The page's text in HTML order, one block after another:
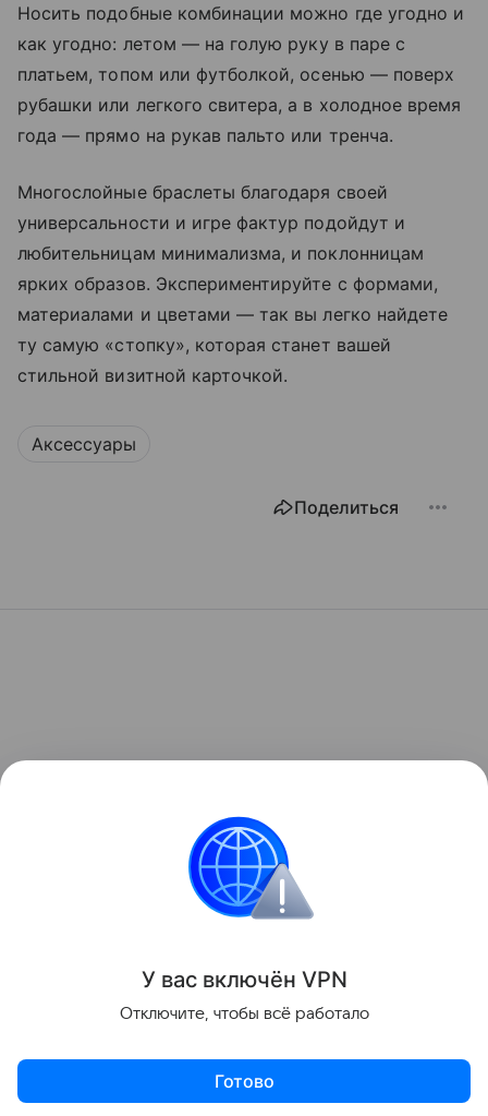
Носить подобные комбинации можно где угодно и
как угодно: летом — на голую руку в паре с
платьем, топом или футболкой, осенью — поверх
рубашки или легкого свитера, а в холодное время
года — прямо на рукав пальто или тренча.
Многослойные браслеты благодаря своей
универсальности и игре фактур подойдут и
любительницам минимализма, и поклонницам
ярких образов. Экспериментируйте с формами,
материалами и цветами — так вы легко найдете
ту самую «стопку», которая станет вашей
стильной визитной карточкой.
Аксессуары
Поделиться
У вас включён VPN
Отключите, чтобы всё работало
Готово